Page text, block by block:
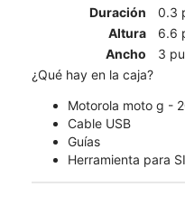
Duración
0.3
Altura
6.6
Ancho
3
¿Qué hay en la caja?
Motorola moto g -
Cable USB
Guías
Herramienta para